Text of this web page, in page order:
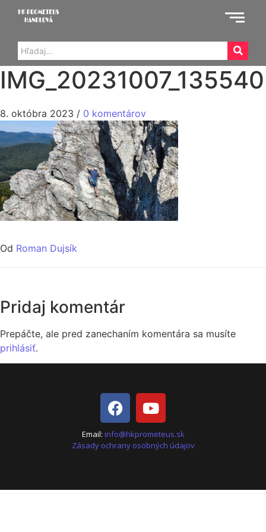
IMG_20231007_135540
8. októbra 2023 / 0 komentárov
Od Roman Dujsík
Pridaj komentár
Prepáčte, ale pred zanechaním komentára sa musíte
prihlásiť.
Email: info@hkprometeus.sk
Zásady ochrany osobných údajov